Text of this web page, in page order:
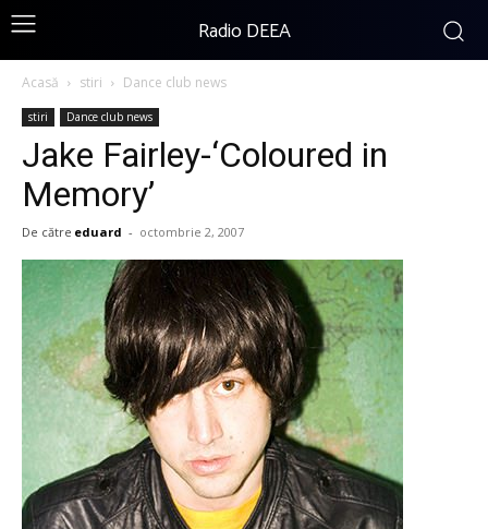
Radio DEEA
Acasă stiri Dance club news
stiri Dance club news
Jake Fairley-‘Coloured in
Memory’
De către eduard - octombrie 2, 2007